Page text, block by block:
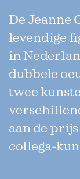
De Jeanne
levendige
in
dubbele
twee
aan de
collega-